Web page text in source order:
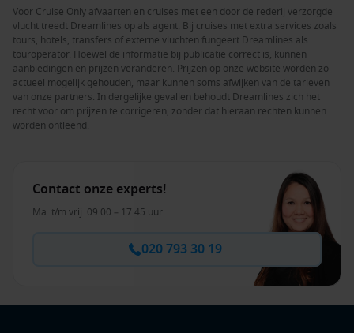
Voor Cruise Only afvaarten en cruises met een door de rederij verzorgde
vlucht treedt Dreamlines op als agent. Bij cruises met extra services zoals
tours, hotels, transfers of externe vluchten fungeert Dreamlines als
touroperator. Hoewel de informatie bij publicatie correct is, kunnen
aanbiedingen en prijzen veranderen. Prijzen op onze website worden zo
actueel mogelijk gehouden, maar kunnen soms afwijken van de tarieven
van onze partners. In dergelijke gevallen behoudt Dreamlines zich het
recht voor om prijzen te corrigeren, zonder dat hieraan rechten kunnen
worden ontleend.
Contact onze experts!
Ma. t/m vrij. 09:00 – 17:45 uur
020 793 30 19